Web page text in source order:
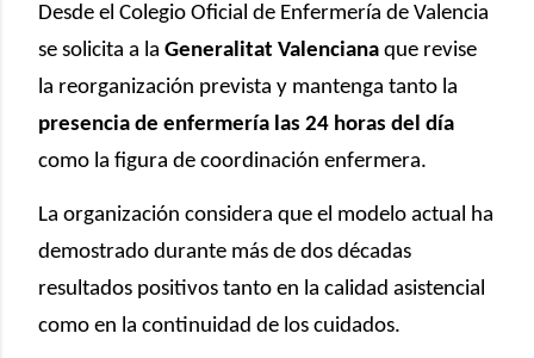
Desde el Colegio Oficial de Enfermería de Valencia
se solicita a la Generalitat Valenciana que revise
la reorganización prevista y mantenga tanto la
presencia de enfermería las 24 horas del día
como la figura de coordinación enfermera.
La organización considera que el modelo actual ha
demostrado durante más de dos décadas
resultados positivos tanto en la calidad asistencial
como en la continuidad de los cuidados.